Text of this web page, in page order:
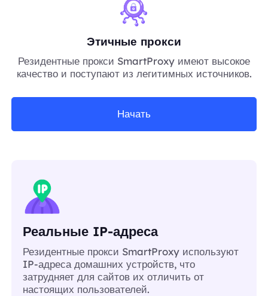
Этичные прокси
Резидентные прокси SmartProxy имеют высокое
качество и поступают из легитимных источников.
Начать
Реальные IP-адреса
Резидентные прокси SmartProxy используют
IP-адреса домашних устройств, что
затрудняет для сайтов их отличить от
настоящих пользователей.